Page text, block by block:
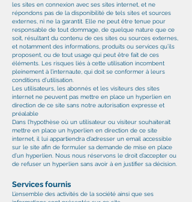
les sites en connexion avec ses sites internet, et ne
répondons pas de la disponibilité de tels sites et sources
externes, ni ne la garantit. Elle ne peut être tenue pour
responsable de tout dommage, de quelque nature que ce
soit, résultant du contenu de ces sites ou sources externes,
et notamment des informations, produits ou services qu’ils
proposent, ou de tout usage qui peut être fait de ces
éléments. Les risques liés à cette utilisation incombent
pleinement à l’internaute, qui doit se conformer à leurs
conditions d’utilisation.
Les utilisateurs, les abonnés et les visiteurs des sites
internet ne peuvent pas mettre en place un hyperlien en
direction de ce site sans notre autorisation expresse et
préalable
Dans l’hypothèse où un utilisateur ou visiteur souhaiterait
mettre en place un hyperlien en direction de ce site
internet, il lui appartiendra d’adresser un email accessible
sur le site afin de formuler sa demande de mise en place
d’un hyperlien. Nous nous réservons le droit d’accepter ou
de refuser un hyperlien sans avoir à en justifier sa décision.
Services fournis
L’ensemble des activités de la société ainsi que ses